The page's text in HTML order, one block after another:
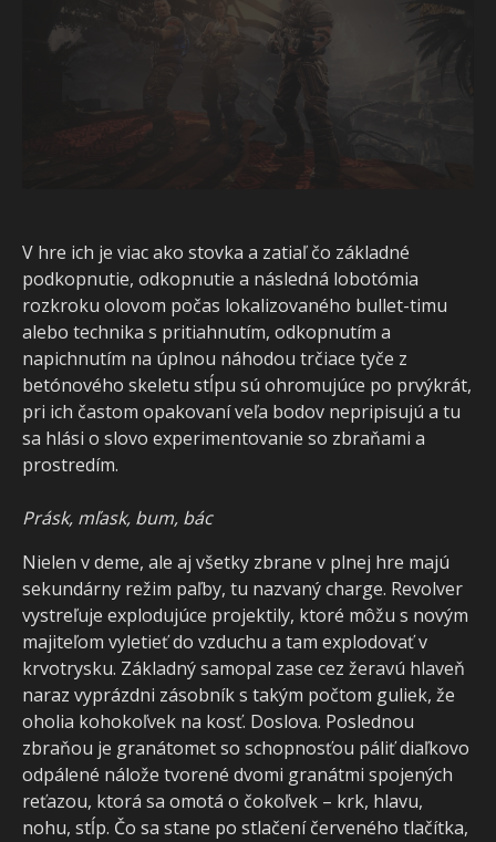
V hre ich je viac ako stovka a zatiaľ čo základné
podkopnutie, odkopnutie a následná lobotómia
rozkroku olovom počas lokalizovaného bullet-timu
alebo technika s pritiahnutím, odkopnutím a
napichnutím na úplnou náhodou trčiace tyče z
betónového skeletu stĺpu sú ohromujúce po prvýkrát,
pri ich častom opakovaní veľa bodov nepripisujú a tu
sa hlási o slovo experimentovanie so zbraňami a
prostredím.
Prásk, mľask, bum, bác
Nielen v deme, ale aj všetky zbrane v plnej hre majú
sekundárny režim paľby, tu nazvaný charge. Revolver
vystreľuje explodujúce projektily, ktoré môžu s novým
majiteľom vyletieť do vzduchu a tam explodovať v
krvotrysku. Základný samopal zase cez žeravú hlaveň
naraz vyprázdni zásobník s takým počtom guliek, že
oholia kohokoľvek na kosť. Doslova. Poslednou
zbraňou je granátomet so schopnosťou páliť diaľkovo
odpálené nálože tvorené dvomi granátmi spojených
reťazou, ktorá sa omotá o čokoľvek – krk, hlavu,
nohu, stĺp. Čo sa stane po stlačení červeného tlačítka,